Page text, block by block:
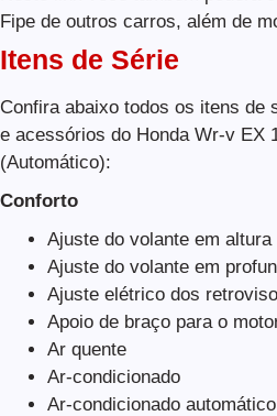
Fipe de outros carros, além de
Itens de Série
Confira abaixo todos os itens de
e acessórios do Honda Wr-v EX
(Automático):
Conforto
Ajuste do volante em altura
Ajuste do volante em
Ajuste elétrico dos
Apoio de braço para o
Ar quente
Ar-condicionado
Ar-condicionado automático